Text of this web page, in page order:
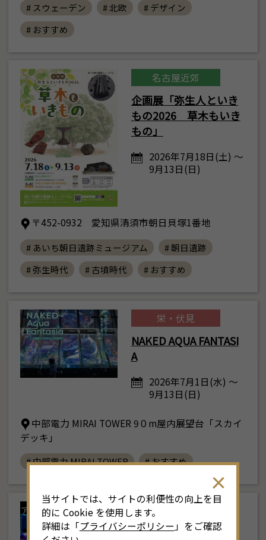
# スウェーデン
# 北欧
# デザイン
# おすすめ
名古屋近郊
企画展「弥生人といき
もの2026 草木もいき
もの」
2026年7月18日(土) ～
9月13日(日)
〒452-0932 愛知県清須市朝日貝塚1番地
# あいち朝日遺跡ミュージアム
# 朝日遺跡
# 弥生時代
# 古墳時代 # おすすめ
栄・伏見
NAKED AQUA FANTASI
A
2026年7月1日(水) ～
9月13日(日)
中部電力 MIRAI TOWER 9０m屋内展望台「スカイ
デッキ」
# 中部電力 MIRAI TOWER # おすすめ
アートアクアリウム展
当サイトでは、サイトの利便性の向上を目
的に Cookie を使用します。
詳細は「プライバシーポリシー 」をご確認